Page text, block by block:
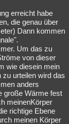
erreicht habe
die genau über
Dann kommen
Um das zu
von dieser
wie diesein mein
urteilen wird das
anders
große Wärme fest
meinenKörper
richtige Ebene
meinen Körper